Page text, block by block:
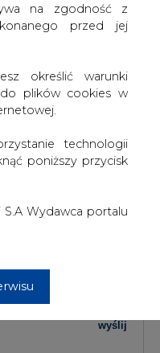
na zgodność z
przed jej
określić warunki
plików cookies w
technologii
poniższy przycisk
Wydawca portalu
zasad korzystania z portalu
wyślij